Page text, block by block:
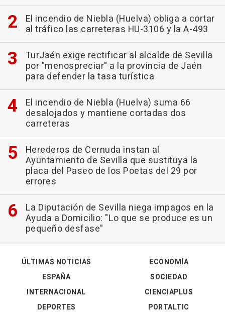
El incendio de Niebla (Huelva) obliga a cortar
al tráfico las carreteras HU-3106 y la A-493
TurJaén exige rectificar al alcalde de Sevilla
por "menospreciar" a la provincia de Jaén
para defender la tasa turística
El incendio de Niebla (Huelva) suma 66
desalojados y mantiene cortadas dos
carreteras
Herederos de Cernuda instan al
Ayuntamiento de Sevilla que sustituya la
placa del Paseo de los Poetas del 29 por
errores
La Diputación de Sevilla niega impagos en la
Ayuda a Domicilio: "Lo que se produce es un
pequeño desfase"
ÚLTIMAS NOTICIAS
ESPAÑA
INTERNACIONAL
DEPORTES
ECONOMÍA
SOCIEDAD
CIENCIAPLUS
PORTALTIC